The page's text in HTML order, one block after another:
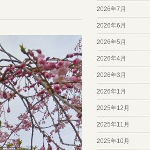
2026年7月
2026年6月
2026年5月
2026年4月
2026年3月
2026年1月
2025年12月
2025年11月
2025年10月